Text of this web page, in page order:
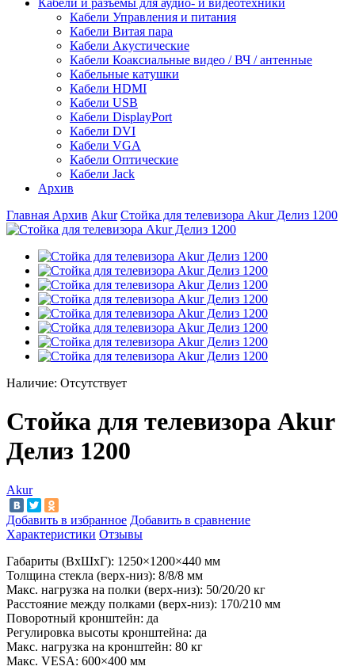
Кабели Управления и питания
Кабели Витая пара
Кабели Акустические
Кабели Коаксиальные видео / ВЧ / антенные
Кабельные катушки
Кабели HDMI
Кабели USB
Кабели DisplayPort
Кабели DVI
Кабели VGA
Кабели Оптические
Кабели Jack
Архив
Главная Архив Akur Стойка для телевизора Akur Делиз 1200
Наличие: Отсутствует
Стойка для телевизора Akur
Делиз 1200
Akur
Добавить в избранное Добавить в сравнение
Характеристики Отзывы
Габариты (ВxШxГ): 1250×1200×440 мм
Толщина стекла (верх-низ): 8/8/8 мм
Макс. нагрузка на полки (верх-низ): 50/20/20 кг
Расстояние между полками (верх-низ): 170/210 мм
Поворотный кронштейн: да
Регулировка высоты кронштейна: да
Макс. нагрузка на кронштейн: 80 кг
Макс. VESA: 600×400 мм